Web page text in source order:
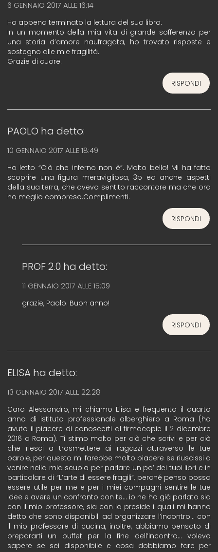
6 GENNAIO 2017 ALLE 16:14
Ho appena terminato la lettura del suo libro.
In un momento della mia vita di grande sofferenza per
una storia d’amore naufragata, ho trovato risposte e
sostegno alle mie fragilità.
Grazie di cuore.
RISPONDI
PAOLO ha detto:
10 GENNAIO 2017 ALLE 18:49
Ho letto “Ciò che inferno non è”. Molto bello! Mi ha fatto
scoprire una figura meravigliosa, 3p ed anche aspetti
della sua terra, che avevo sentito raccontare ma che ora
ho meglio compreso.Complimenti.
RISPONDI
PROF 2.0 ha detto:
11 GENNAIO 2017 ALLE 15:09
grazie, Paolo. Buon anno!
RISPONDI
ELISA ha detto:
13 GENNAIO 2017 ALLE 22:28
Caro Alessandro, mi chiamo Elisa e frequento il quarto
anno di istituto professionale alberghiero a Roma (ho
avuto il piacere di conoscerti al firmacopie il 2 dicembre
2016 a Roma). Ti stimo molto per ciò che scrivi e per ciò
che riesci a trasmettere ai ragazzi attraverso le tue
parole, per questo mi farebbe molto piacere se riuscissi a
venire nella mia scuola per parlare un po’ dei tuoi libri e in
particolare di “L’arte di essere fragili”, perché penso possa
essere utile per me e per i miei compagni sentire le tue
idee e avere un confronto con te… io ne ho già parlato sia
con il mio professore, sia con la preside i quali mi hanno
detto che sono disponibili ad organizzare l’incontro… con
il mio professore di cucina, inoltre, abbiamo pensato di
prepararti un buffet per la fine dell’incontro… volevo
sapere se sei disponibile e cosa dobbiamo fare per